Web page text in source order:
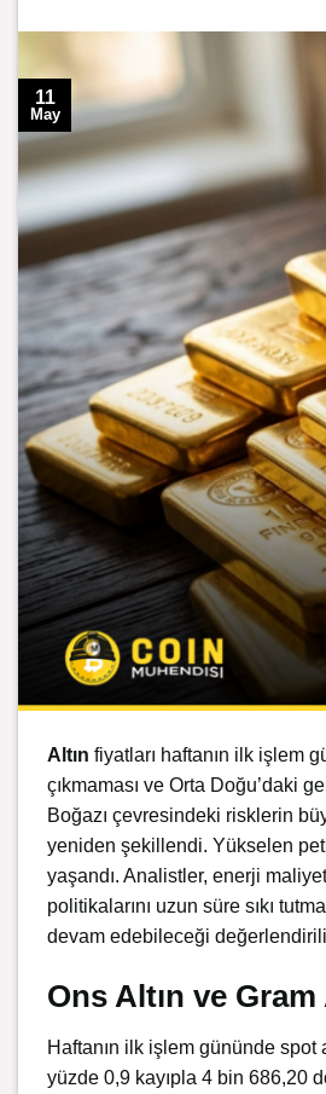
11
May
Altın fiyatları haftanın ilk işlem
çıkmaması ve Orta Doğu’daki
Boğazı çevresindeki risklerin
yeniden şekillendi. Yükselen
yaşandı. Analistler, enerji
politikalarını uzun süre sıkı
devam edebileceği
Ons Altın ve
Haftanın ilk işlem gününde
yüzde 0,9 kayıpla 4 bin 686,20